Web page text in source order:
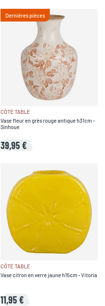
Dernières pièces
CÔTÉ TABLE
Vase fleur en grès rouge antique h31cm -
Sinhoue
39,95 €
CÔTÉ TABLE
Vase citron en verre jaune h15cm - Vitoria
11,95 €